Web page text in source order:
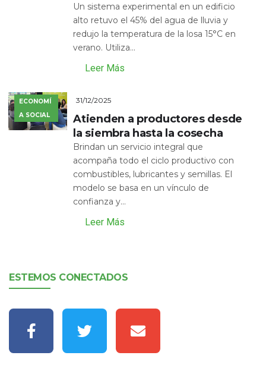
Un sistema experimental en un edificio
alto retuvo el 45% del agua de lluvia y
redujo la temperatura de la losa 15°C en
verano. Utiliza...
Leer Más
ECONOMÍ
A SOCIAL
31/12/2025
Atienden a productores desde
la siembra hasta la cosecha
Brindan un servicio integral que
acompaña todo el ciclo productivo con
combustibles, lubricantes y semillas. El
modelo se basa en un vínculo de
confianza y...
Leer Más
ESTEMOS CONECTADOS